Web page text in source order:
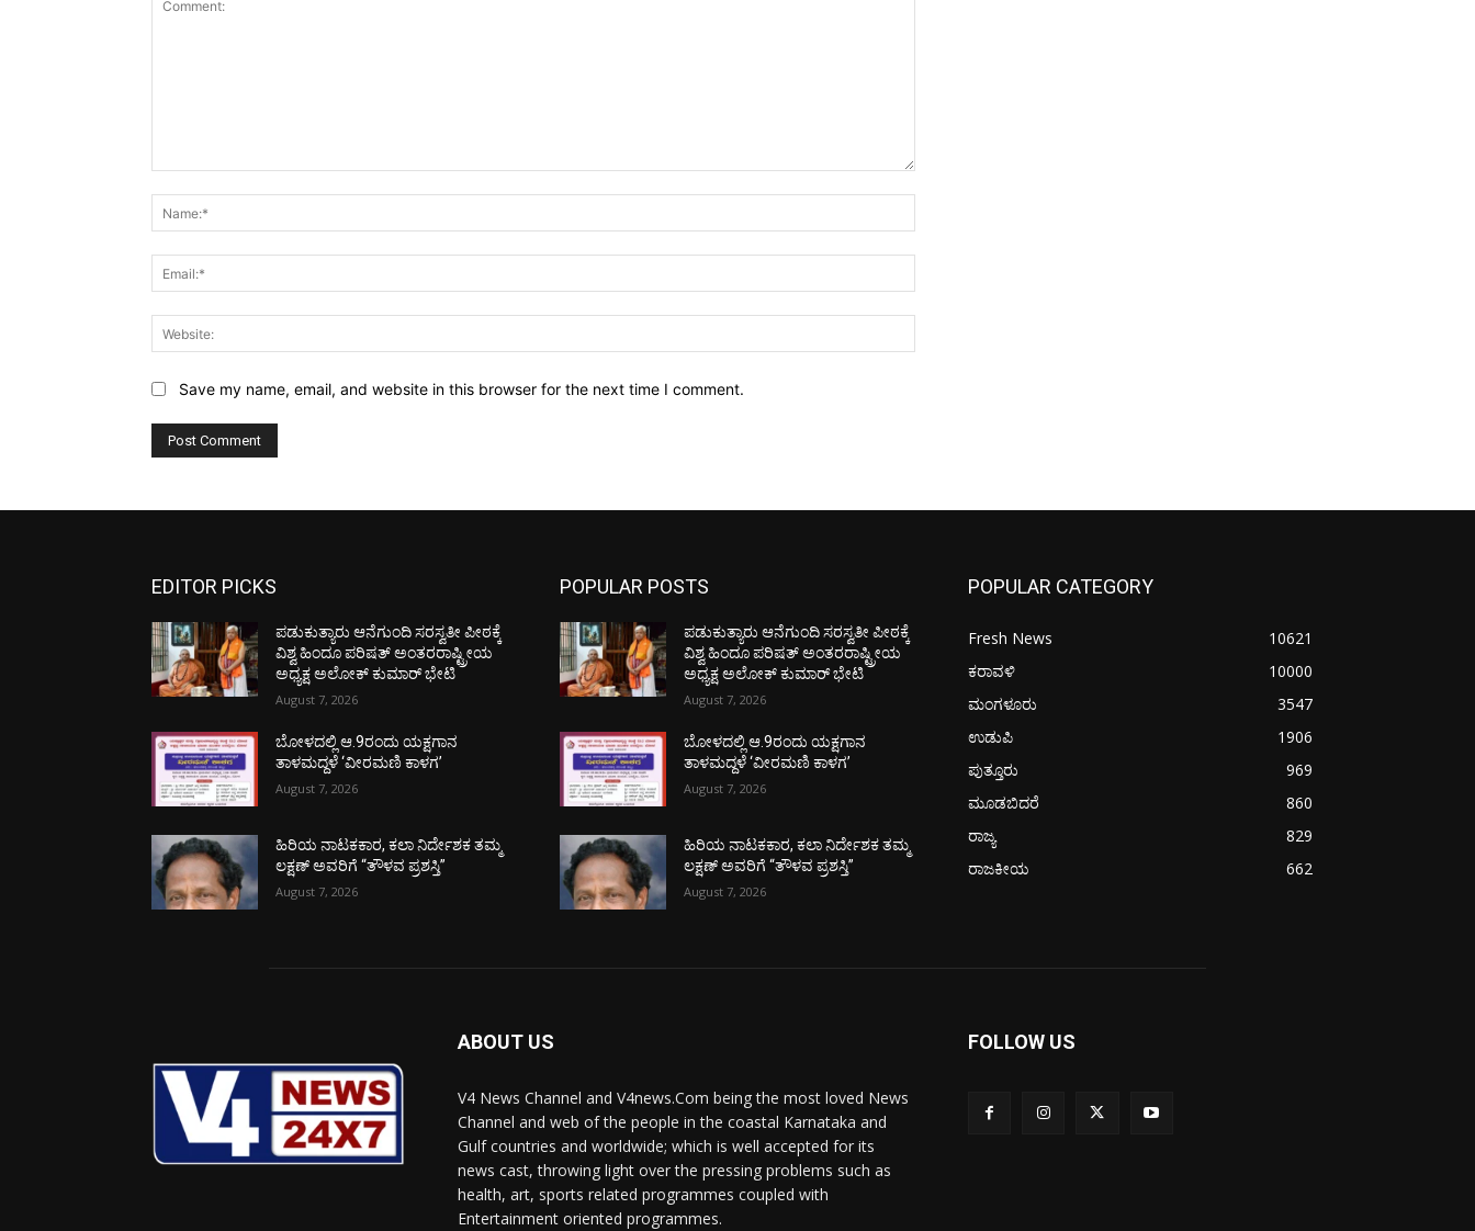
Save my name, email, and website in this browser for the next time I comment.
EDITOR PICKS
ಪಡುಕುತ್ಯಾರು ಆನೆಗುಂದಿ ಸರಸ್ವತೀ ಪೀಠಕ್ಕೆ
ವಿಶ್ವ ಹಿಂದೂ ಪರಿಷತ್ ಅಂತರರಾಷ್ಟ್ರೀಯ
ಅಧ್ಯಕ್ಷ ಅಲೋಕ್ ಕುಮಾರ್ ಭೇಟಿ
August 7, 2026
ಬೋಳದಲ್ಲಿ ಆ.9ರಂದು ಯಕ್ಷಗಾನ
ತಾಳಮದ್ದಳೆ ‘ವೀರಮಣಿ ಕಾಳಗ’
August 7, 2026
ಹಿರಿಯ ನಾಟಕಕಾರ, ಕಲಾ ನಿರ್ದೇಶಕ ತಮ್ಮ
ಲಕ್ಷಣ್ ಅವರಿಗೆ “ತೌಳವ ಪ್ರಶಸ್ತಿ”
August 7, 2026
POPULAR POSTS
ಪಡುಕುತ್ಯಾರು ಆನೆಗುಂದಿ ಸರಸ್ವತೀ ಪೀಠಕ್ಕೆ
ವಿಶ್ವ ಹಿಂದೂ ಪರಿಷತ್ ಅಂತರರಾಷ್ಟ್ರೀಯ
ಅಧ್ಯಕ್ಷ ಅಲೋಕ್ ಕುಮಾರ್ ಭೇಟಿ
August 7, 2026
ಬೋಳದಲ್ಲಿ ಆ.9ರಂದು ಯಕ್ಷಗಾನ
ತಾಳಮದ್ದಳೆ ‘ವೀರಮಣಿ ಕಾಳಗ’
August 7, 2026
ಹಿರಿಯ ನಾಟಕಕಾರ, ಕಲಾ ನಿರ್ದೇಶಕ ತಮ್ಮ
ಲಕ್ಷಣ್ ಅವರಿಗೆ “ತೌಳವ ಪ್ರಶಸ್ತಿ”
August 7, 2026
POPULAR CATEGORY
Fresh News
10621
ಕರಾವಳಿ
10000
ಮಂಗಳೂರು
3547
ಉಡುಪಿ
1906
ಪುತ್ತೂರು
969
ಮೂಡಬಿದರೆ
860
ರಾಜ್ಯ
829
ರಾಜಕೀಯ
662
ABOUT US
V4 News Channel and V4news.Com being the most loved News
Channel and web of the people in the coastal Karnataka and
Gulf countries and worldwide; which is well accepted for its
news cast, throwing light over the pressing problems such as
health, art, sports related programmes coupled with
Entertainment oriented programmes.
FOLLOW US